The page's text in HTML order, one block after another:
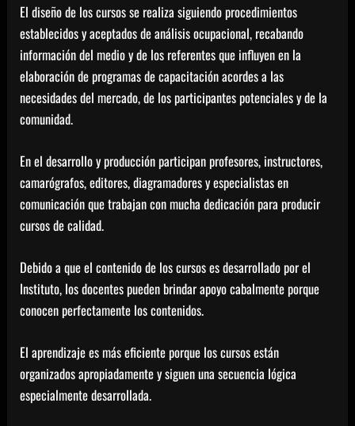
El diseño de los cursos se realiza siguiendo procedimientos
establecidos y aceptados de análisis ocupacional, recabando
información del medio y de los referentes que influyen en la
elaboración de programas de capacitación acordes a las
necesidades del mercado, de los participantes potenciales y de la
comunidad.
En el desarrollo y producción participan profesores, instructores,
camarógrafos, editores, diagramadores y especialistas en
comunicación que trabajan con mucha dedicación para producir
cursos de calidad.
Debido a que el contenido de los cursos es desarrollado por el
Instituto, los docentes pueden brindar apoyo cabalmente porque
conocen perfectamente los contenidos.
El aprendizaje es más eficiente porque los cursos están
organizados apropiadamente y siguen una secuencia lógica
especialmente desarrollada.